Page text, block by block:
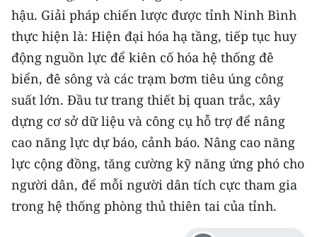
hậu. Giải pháp chiến lược được tỉnh Ninh Bình
thực hiện là: Hiện đại hóa hạ tầng, tiếp tục huy
động nguồn lực để kiên cố hóa hệ thống đê
biển, đê sông và các trạm bơm tiêu úng công
suất lớn. Đầu tư trang thiết bị quan trắc, xây
dựng cơ sở dữ liệu và công cụ hỗ trợ để nâng
cao năng lực dự báo, cảnh báo. Nâng cao năng
lực cộng đồng, tăng cường kỹ năng ứng phó cho
người dân, để mỗi người dân tích cực tham gia
trong hệ thống phòng thủ thiên tai của tỉnh.